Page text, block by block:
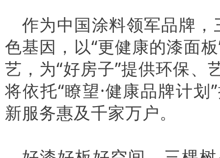
作为中国涂料领军品牌，
色基因，以“更健康的漆面
艺，为“好房子”提供环保
将依托“瞭望·健康品牌计
新服务惠及千家万户。